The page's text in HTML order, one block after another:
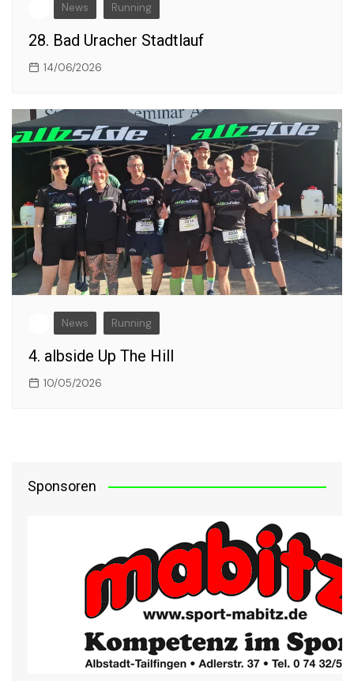
News Running
28. Bad Uracher Stadtlauf
14/06/2026
News Running
4. albside Up The Hill
10/05/2026
Sponsoren